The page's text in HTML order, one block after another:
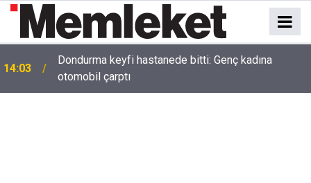
14:00 Yıkımı Engellemek İçin Lüks Araçları Siper Ettiler